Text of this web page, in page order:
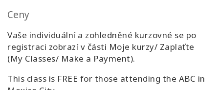
Ceny
Vaše individuální a zohledněné kurzovné se po
registraci zobrazí v části Moje kurzy/ Zaplaťte
(My Classes/ Make a Payment).
This class is FREE for those attending the ABC in